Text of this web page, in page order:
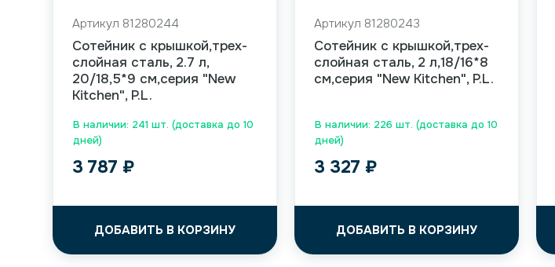
В наличии: 241 шт. (доставка до 10
дней)
Артикул 81280244
Сотейник с крышкой,трех-
слойная сталь, 2.7 л,
20/18,5*9 см,серия "New
Kitchen", P.L.
3 787 ₽
ДОБАВИТЬ В КОРЗИНУ
В наличии: 226 шт. (доставка до 10
дней)
Артикул 81280243
Сотейник с крышкой,трех-
слойная сталь, 2 л,18/16*8
см,серия "New Kitchen", P.L.
3 327 ₽
ДОБАВИТЬ В КОРЗИНУ